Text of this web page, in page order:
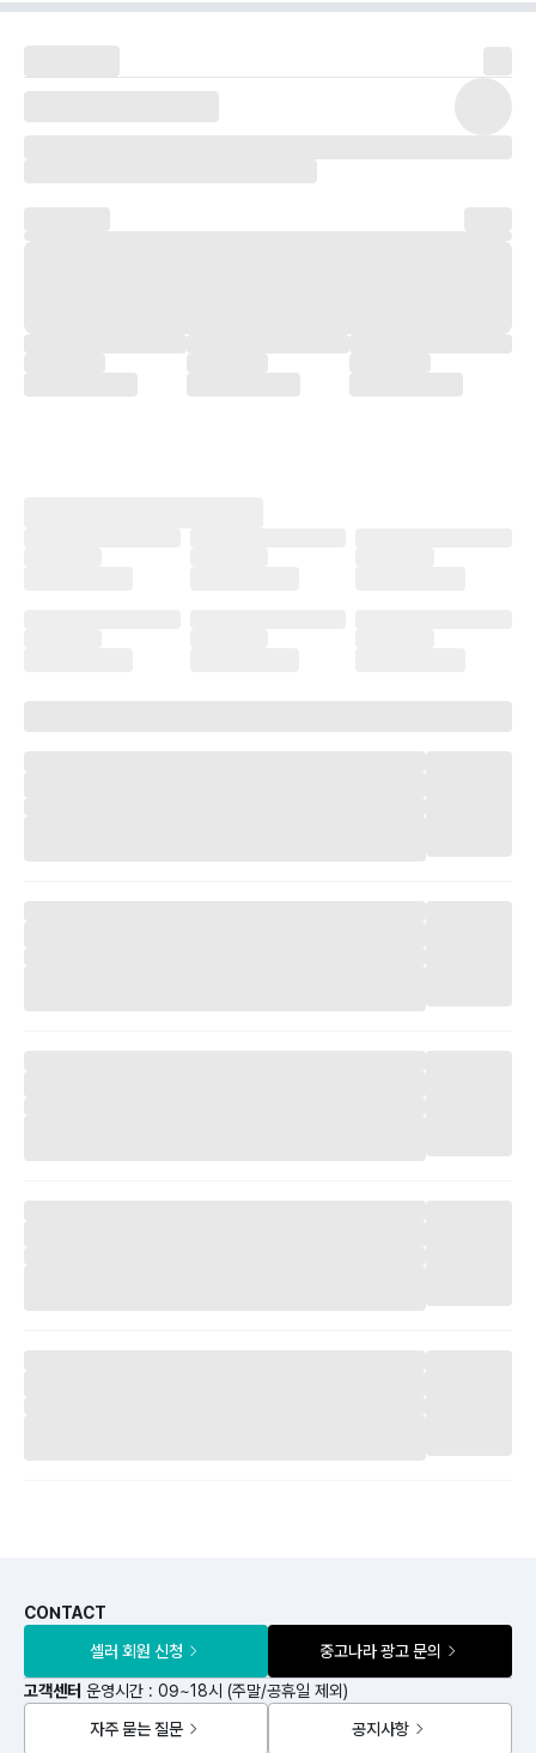
CONTACT
셀러 회원 신청
중고나라 광고 문의
고객센터 운영시간 : 09~18시 (주말/공휴일 제외)
자주 묻는 질문
공지사항